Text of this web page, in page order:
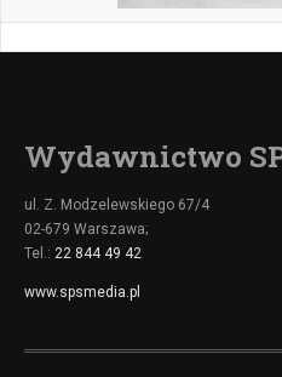
Wydawnictwo
ul. Z. Modzelewskiego 67/4
02-679 Warszawa;
Tel.: 22 844 49 42
www.spsmedia.pl